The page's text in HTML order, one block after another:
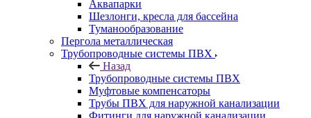
Аквапарки
Шезлонги, кресла для бассейна
Туманообразование
Пергола металлическая
Трубопроводные системы ПВХ
Назад
Трубопроводные системы ПВХ
Муфтовые компенсаторы
Трубы ПВХ для наружной канализации
Фитинги для наружной канализации